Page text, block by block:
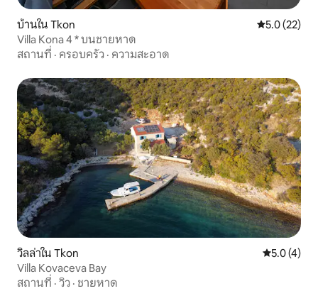
บ้านใน Tkon คะแนนเฉลี่ย
5.0 (22)
Villa Kona 4 * บนชายหาด
สถานที่ · ครอบครัว · ความสะอาด
วิลล่าใน Tkon คะแนนเฉลี่
5.0 (4)
Villa Kovaceva Bay
สถานที่ · วิว · ชายหาด